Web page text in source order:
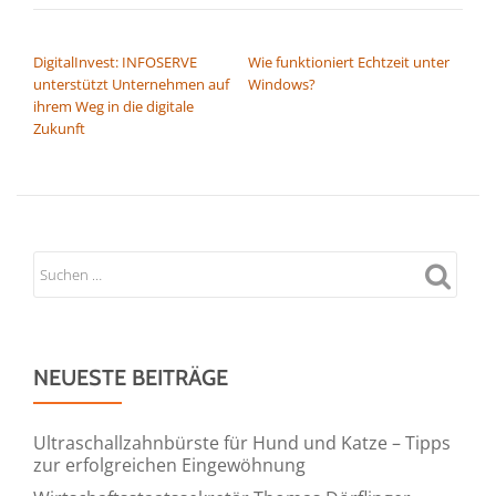
DigitalInvest: INFOSERVE
unterstützt Unternehmen auf
ihrem Weg in die digitale
Zukunft
Wie funktioniert Echtzeit unter
Windows?
NEUESTE BEITRÄGE
Ultraschallzahnbürste für Hund und Katze – Tipps
zur erfolgreichen Eingewöhnung